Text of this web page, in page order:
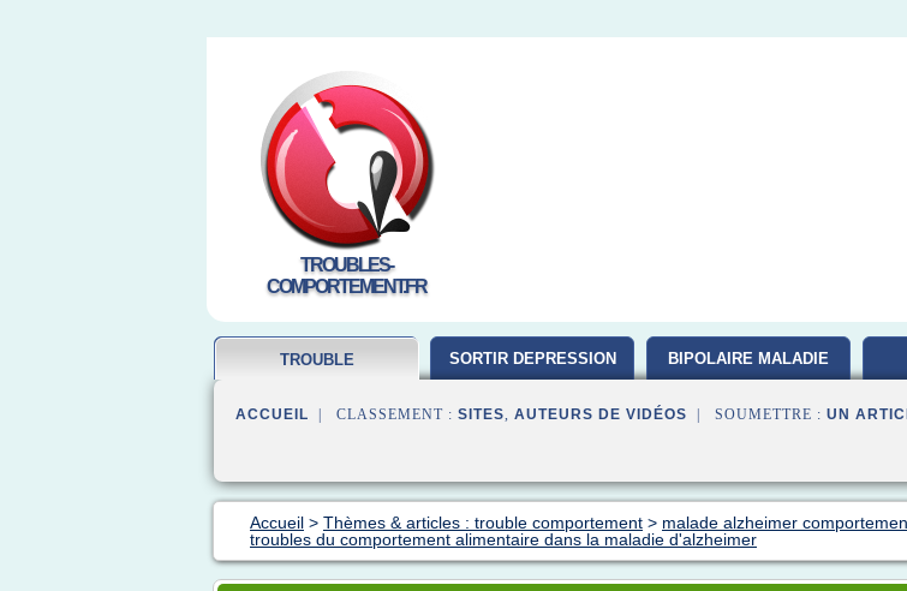
TROUBLES-
COMPORTEMENT.FR
TROUBLE SORTIR DEPRESSION BIPOLAIRE MALADIE
ACCUEIL | CLASSEMENT : SITES, AUTEURS DE VIDÉOS | SOUMETTRE : UN
Accueil > Thèmes & articles : trouble comportement > malade alzheimer
troubles du comportement alimentaire dans la maladie d'alzheimer